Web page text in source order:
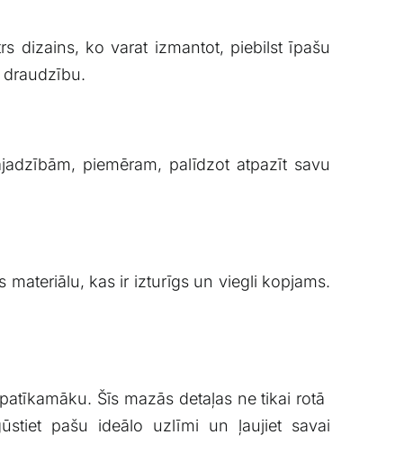
‍dizains, ko varat izmantot, piebilst īpašu
draudzību.
piemēram, palīdzot atpazīt savu
materiālu, kas ir izturīgs ‌un viegli kopjams.
Šīs ⁣mazās detaļas ne tikai rotā
pašu ideālo uzlīmi un ļaujiet savai